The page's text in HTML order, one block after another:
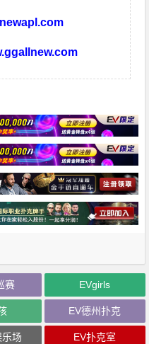
赛 EVgirls
EV德州扑克
场 EV扑克室